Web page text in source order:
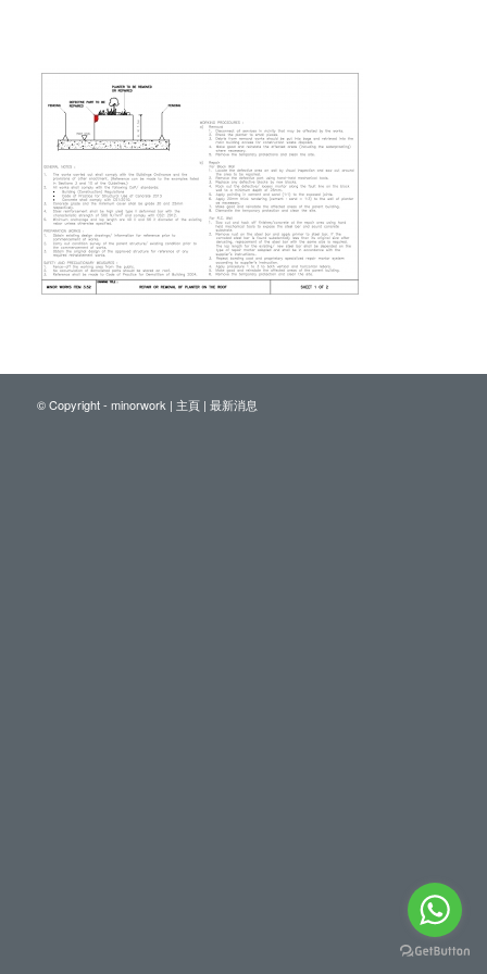
© Copyright - minorwork | 主頁| 最新消息